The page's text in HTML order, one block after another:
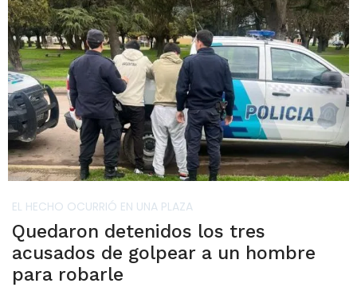
EL HECHO OCURRIÓ EN UNA PLAZA
Quedaron detenidos los tres
acusados de golpear a un hombre
para robarle